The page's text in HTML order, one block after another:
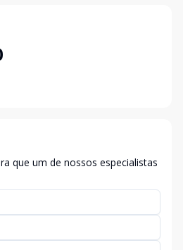
que um de nossos especialistas